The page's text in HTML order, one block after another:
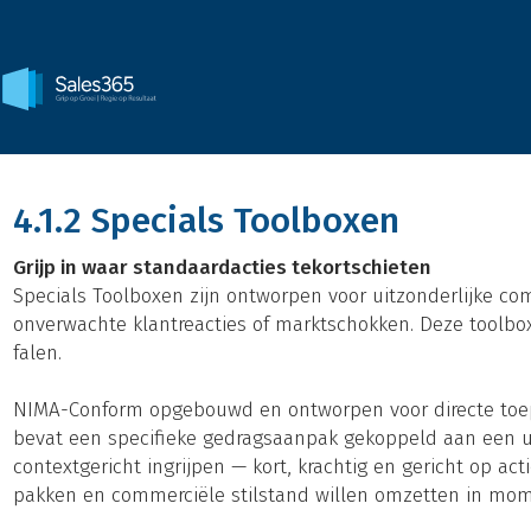
4.1.2 Specials Toolboxen
Grijp in waar standaardacties tekortschieten
Specials Toolboxen zijn ontworpen voor uitzonderlijke
onverwachte klantreacties of marktschokken. Deze
falen.
NIMA-Conform opgebouwd en ontworpen voor directe
bevat een specifieke gedragsaanpak gekoppeld aan
contextgericht ingrijpen — kort, krachtig en gericht op
pakken en commerciële stilstand willen omzetten in